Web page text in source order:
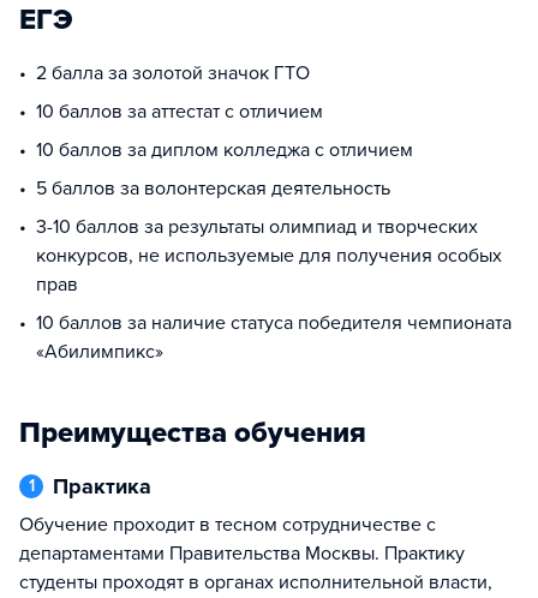
ЕГЭ
2 балла за золотой значок ГТО
10 баллов за аттестат с отличием
10 баллов за диплом колледжа с отличием
5 баллов за волонтерская деятельность
3-10 баллов за результаты олимпиад и творческих
конкурсов, не используемые для получения особых
прав
10 баллов за наличие статуса победителя чемпионата
«Абилимпикс»
Преимущества обучения
1 Практика
Обучение проходит в тесном сотрудничестве с
департаментами Правительства Москвы. Практику
студенты проходят в органах исполнительной власти,